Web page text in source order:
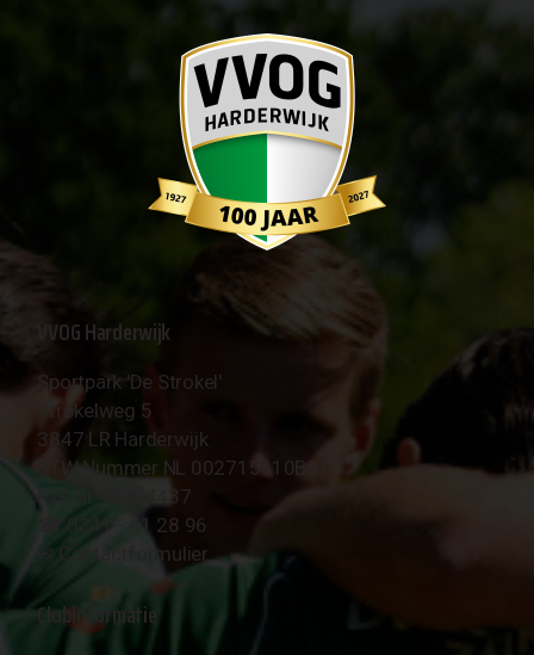
VVOG Harderwijk
Sportpark 'De Strokel'
Strokelweg 5
3847 LR Harderwijk
BTW Nummer NL 002715910B01
KvK Nr 40094437
☎︎ 0341 - 41 28 96
✉︎ Contactformulier
Clubinformatie